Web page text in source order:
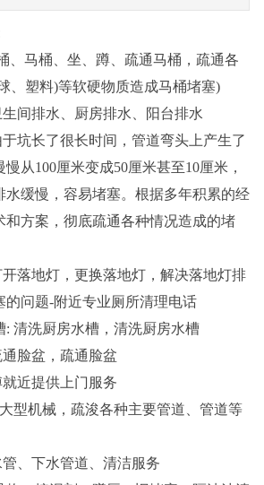
、马桶、坐、蹲、疏通马桶，疏通各
、塑料)等软硬物质造成马桶堵塞)
间排水、厨房排水、阳台排水
坑长了很长时间，管道弯头上产生了
从100厘米变成50厘米甚至10厘米，
水缓慢，容易堵塞。根据多年积累的经
和方案，彻底疏通各种情况造成的堵
落地灯，更换落地灯，解决落地灯排
的问题-附近专业厕所清理电话
: 清洗厨房水槽，清洗厨房水槽
脸盆，疏通脸盆
近提供上门服务
型机械，疏浚各种主要管道、管道等
、下水管道、清洁服务